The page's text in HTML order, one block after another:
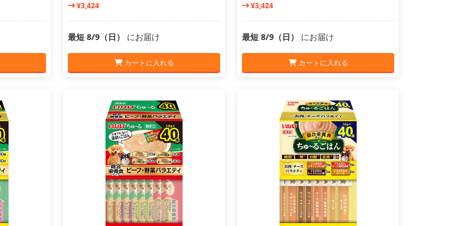
¥3,424
最短 8/9（日） にお届け
カートに入れる
¥3,424
最短 8/9（日） にお届け
カートに入れる